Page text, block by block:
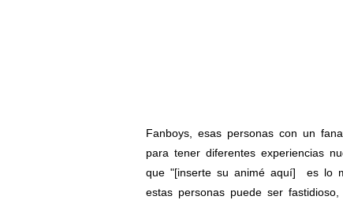
Fanboys, esas personas con un
para tener diferentes experiencias
que "[inserte su animé aquí] es lo
estas personas puede ser